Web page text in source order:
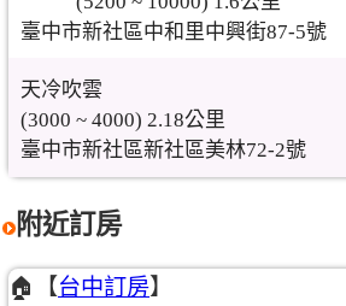
臺中市新社區中和里中興街87-5號
天冷吹雲
(3000 ~ 4000) 2.18公里
臺中市新社區新社區美林72-2號
附近訂房
🏠【台中訂房】